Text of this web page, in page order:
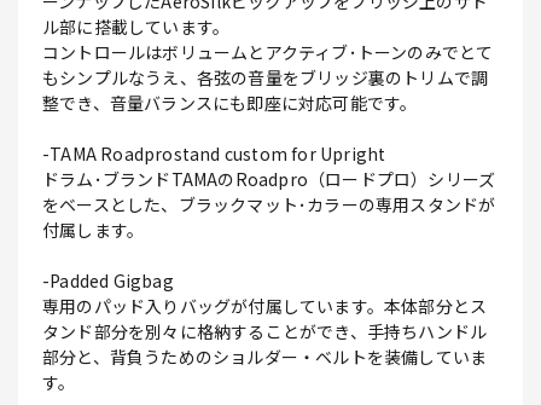
ル部に搭載しています。
コントロールはボリュームとアクティブ･トーンのみでとて
もシンプルなうえ、各弦の音量をブリッジ裏のトリムで調
整でき、音量バランスにも即座に対応可能です。
-TAMA Roadprostand custom for Upright
ドラム･ブランドTAMAのRoadpro（ロードプロ）シリーズ
をベースとした、ブラックマット･カラーの専用スタンドが
付属します。
-Padded Gigbag
専用のパッド入りバッグが付属しています。本体部分とス
タンド部分を別々に格納することができ、手持ちハンドル
部分と、背負うためのショルダー・ベルトを装備していま
す。